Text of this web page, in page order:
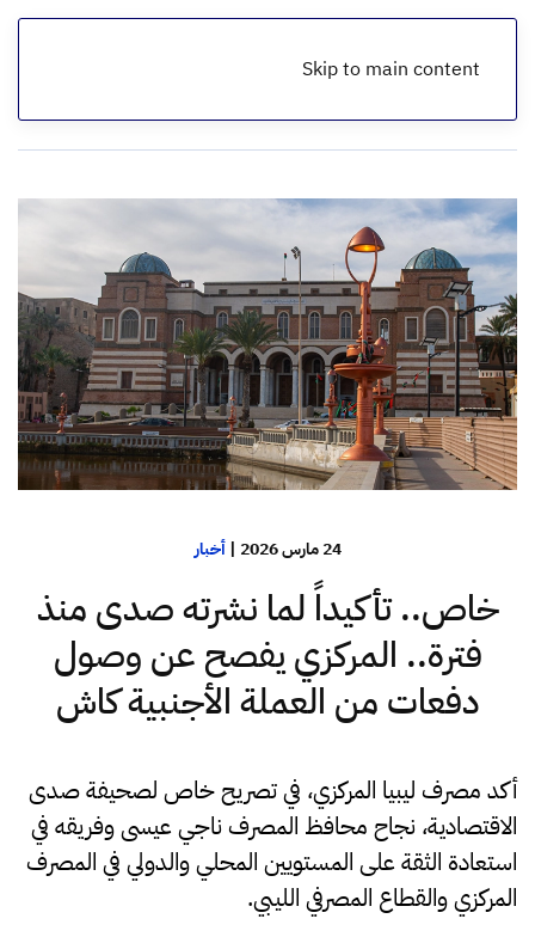
Skip to main content
الرئيسية
24 مارس 2026 |أخبار
خاص.. تأكيداً لما نشرته صدى منذ
فترة.. المركزي يفصح عن وصول
دفعات من العملة الأجنبية كاش
أكد مصرف ليبيا المركزي، في تصريح خاص لصحيفة صدى
الاقتصادية، نجاح محافظ المصرف ناجي عيسى وفريقه في
استعادة الثقة على المستويين المحلي والدولي في المصرف
المركزي والقطاع المصرفي الليبي.